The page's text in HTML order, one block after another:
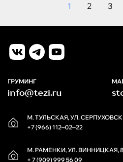
1 2 3
М. ТУЛЬСКАЯ, УЛ.
+7 (966) 112‒02‒22
М. РАМЕНКИ, УЛ. ВИННИЦКАЯ,
+ 7 (909) 999 56 09
ГРУМИНГ
info@tezi.ru